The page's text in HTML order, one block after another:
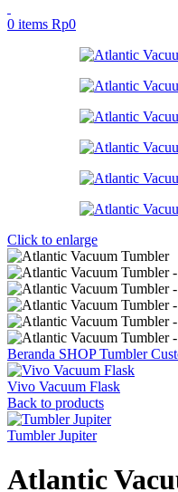
0 items Rp0
Click to enlarge
Beranda SHOPTumbler
Vivo Vacuum Flask
Back to products
Tumbler Jupiter
Atlantic